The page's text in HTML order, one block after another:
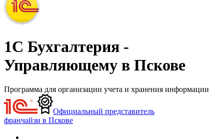
1С Бухгалтерия -
Управляющему в Пскове
Программа для организации учета и хранения информации
Официальный представитель
франчайзи в Пскове